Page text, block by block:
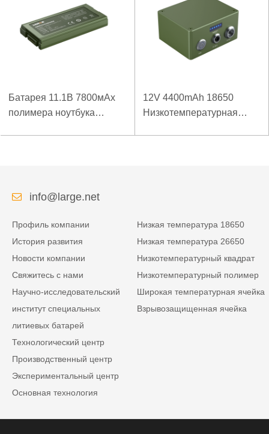
Батарея 11.1В 7800мАх
полимера ноутбука
12V 4400mAh 18650
Низкотемпературная
info@large.net
Профиль компании
История развития
Новости компании
Свяжитесь с нами
Научно-исследовательский
институт специальных
литиевых батарей
Технологический центр
Производственный центр
Экспериментальный центр
Основная технология
Низкая температура 18650
Низкая температура 26650
Низкотемпературный квадрат
Низкотемпературный полимер
Широкая температурная ячейка
Взрывозащищенная ячейка